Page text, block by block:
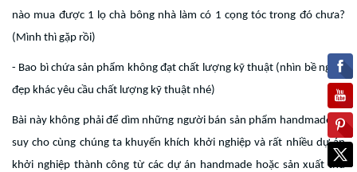
nào mua được 1 lọ chà bông nhà làm có 1 cọng tóc trong đó chưa?
(Mình thì gặp rồi)
- Bao bì chứa sản phẩm không đạt chất lượng kỹ thuật (nhìn bề ngoài
đẹp khác yêu cầu chất lượng kỹ thuật nhé)
Bài này không phải để dìm những người bán sản phẩm handmade, vì
suy cho cùng chúng ta khuyến khích khởi nghiệp và rất nhiều dự án
khởi nghiệp thành công từ các dự án handmade hoặc sản xuất thủ